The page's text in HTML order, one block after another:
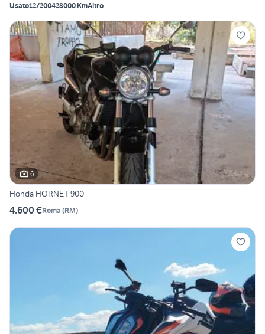
Usato12/200428000 KmAltro
6
Honda HORNET 900
4.600 €Roma (RM)